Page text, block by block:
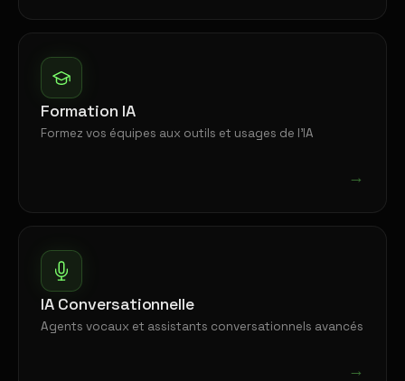
Formation IA
Formez vos équipes aux outils et usages de l'IA
→
IA Conversationnelle
Agents vocaux et assistants conversationnels avancés
→